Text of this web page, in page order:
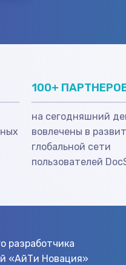
100+
на сегодняшний
вовлечены в
глобальной сети
пользователей
разработчика
«АйТи Новация»